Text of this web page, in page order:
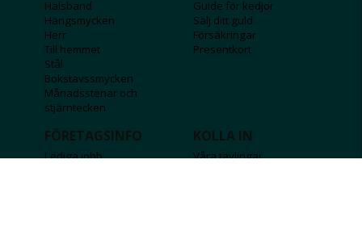
Halsband
Hängsmycken
Herr
Till hemmet
Stål
Bokstavssmycken
Månadsstenar och
stjärntecken
Guide för kedjor
Sälj ditt guld
Försäkringar
Presentkort
FÖRETAGSINFO
Lediga jobb
KOLLA IN
Våra tävlingar